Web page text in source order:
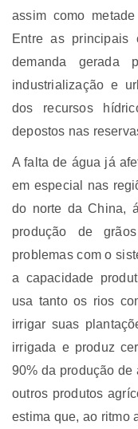
assim como
Entre as principais
demanda gerada
industrialização e
dos recursos
depostos nas
A falta de água já
em especial nas
do norte da China,
produção de
problemas com o
a capacidade
usa tanto os rios
irrigar suas
irrigada e produz
90% da produção de
outros produtos
estima que, ao ritmo